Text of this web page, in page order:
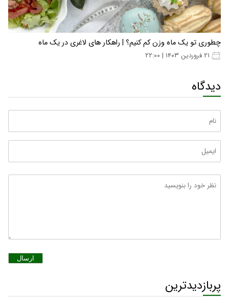
چطوری تو یک ماه وزن کم کنیم؟ | راهکار های لاغری در یک ماه
دیدگاه
ارسال
پربازدیدترین